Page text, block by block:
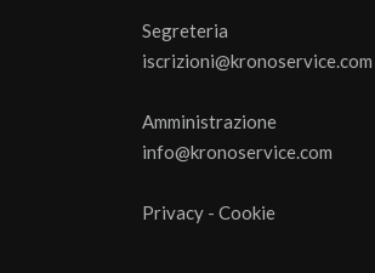
Segreteria
iscrizioni@kronoservice.com
Amministrazione
info@kronoservice.com
Privacy - Cookie